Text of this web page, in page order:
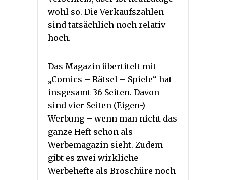
wohl so. Die Verkaufszahlen
sind tatsächlich noch relativ
hoch.
Das Magazin übertitelt mit
„Comics – Rätsel – Spiele“ hat
insgesamt 36 Seiten. Davon
sind vier Seiten (Eigen-)
Werbung – wenn man nicht das
ganze Heft schon als
Werbemagazin sieht. Zudem
gibt es zwei wirkliche
Werbehefte als Broschüre noch